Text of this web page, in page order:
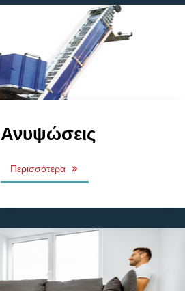
Ανυψώσεις
Περισσότερα